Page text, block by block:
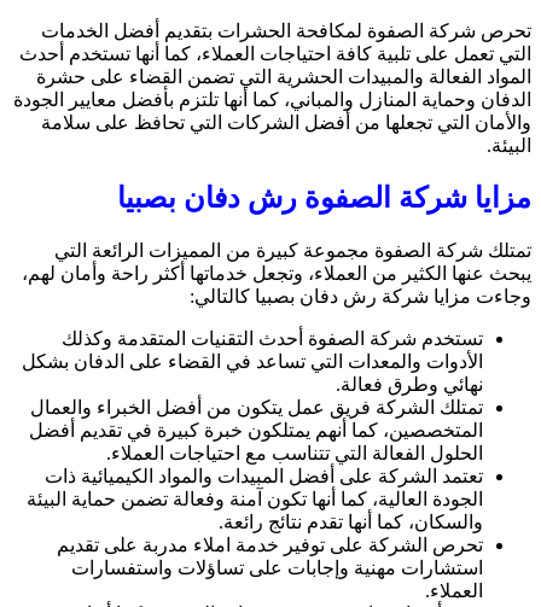
تحرص شركة الصفوة لمكافحة الحشرات بتقديم أفضل الخدمات
التي تعمل على تلبية كافة احتياجات العملاء، كما أنها تستخدم أحدث
المواد الفعالة والمبيدات الحشرية التي تضمن القضاء على حشرة
الدفان وحماية المنازل والمباني، كما أنها تلتزم بأفضل معايير الجودة
والأمان التي تجعلها من أفضل الشركات التي تحافظ على سلامة
البيئة.
مزايا شركة الصفوة رش دفان بصبيا
تمتلك شركة الصفوة مجموعة كبيرة من المميزات الرائعة التي
يبحث عنها الكثير من العملاء، وتجعل خدماتها أكثر راحة وأمان لهم،
وجاءت مزايا شركة رش دفان بصبيا كالتالي:
تستخدم شركة الصفوة أحدث التقنيات المتقدمة وكذلك
الأدوات والمعدات التي تساعد في القضاء على الدفان بشكل
نهائي وطرق فعالة.
تمتلك الشركة فريق عمل يتكون من أفضل الخبراء والعمال
المتخصصين، كما أنهم يمتلكون خبرة كبيرة في تقديم أفضل
الحلول الفعالة التي تتناسب مع احتياجات العملاء.
تعتمد الشركة على أفضل المبيدات والمواد الكيميائية ذات
الجودة العالية، كما أنها تكون آمنة وفعالة تضمن حماية البيئة
والسكان، كما أنها تقدم نتائج رائعة.
تحرص الشركة على توفير خدمة املاء مدربة على تقديم
استشارات مهنية وإجابات على تساؤلات واستفسارات
العملاء.